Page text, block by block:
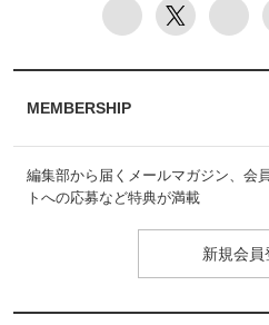
MEMBERSHIP
編集部から届くメールマガジン、会
トへの応募など特典が満載
新規会員